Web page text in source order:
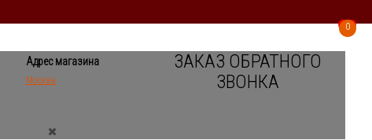
Адрес магазина
Москва
ЗАКАЗ ОБРАТНОГО
ЗВОНКА
00